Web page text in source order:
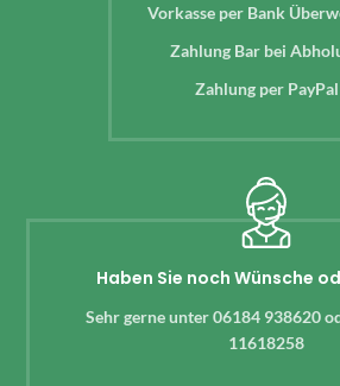
Vorkasse per Bank
Zahlung Bar bei
Zahlung per PayPal
Haben Sie noch Wünsche
Sehr gerne unter 06184 938620
11618258